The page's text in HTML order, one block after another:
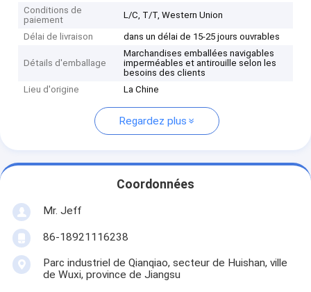
Conditions de
paiement
L/C, T/T, Western Union
Délai de livraison dans un délai de 15-25 jours ouvrables
Détails d'emballage
Marchandises emballées navigables
imperméables et antirouille selon les
besoins des clients
Lieu d'origine
La Chine
Regardez plus
Coordonnées
Mr. Jeff
86-18921116238
Parc industriel de Qianqiao, secteur de Huishan, ville
de Wuxi, province de Jiangsu